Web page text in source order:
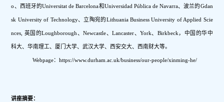
o、西班牙的Universitat de Barcelona和Universidad Pública de Navarra、波兰的Gdan
sk University of Technology、立陶宛的Lithuania Business University of Applied Scie
nces, 英国的Loughborough、Newcastle、Lancaster、York、Birkbeck，中国的华中
科大、华南理工、厦门大学、武汉大学、西安交大、西南财大等。
Webpage：https://www.durham.ac.uk/business/our-people/xinming-he/
讲座摘要：